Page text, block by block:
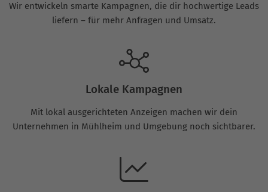
Wir entwickeln smarte Kampagnen, die dir hochwertige Leads
liefern – für mehr Anfragen und Umsatz.
Lokale Kampagnen
Mit lokal ausgerichteten Anzeigen machen wir dein
Unternehmen in Mühlheim und Umgebung noch sichtbarer.